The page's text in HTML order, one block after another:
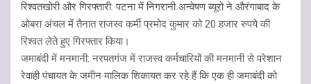
रिश्वतखोरी और गिरफ्तारी: पटना में निगरानी अन्वेषण ब्यूरो ने औरंगाबाद के
ओबरा अंचल में तैनात राजस्व कर्मी प्रमोद कुमार को 20 हजार रुपये की
रिश्वत लेते हुए गिरफ्तार किया।
जमाबंदी में मनमानी: नरपतगंज में राजस्व कर्मचारियों की मनमानी से परेशान
रेवाही पंचायत के जमीन मालिक शिकायत कर रहे हैं कि एक ही जमाबंदी को